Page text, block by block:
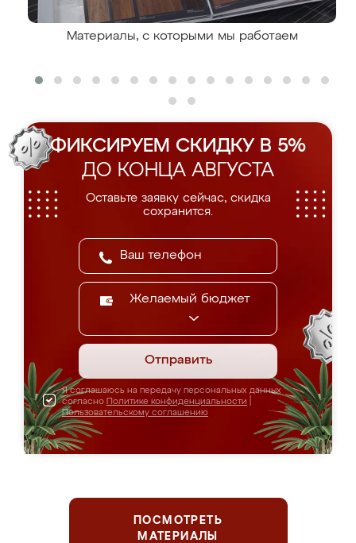
Материалы, с которыми мы работаем
ФИКСИРУЕМ СКИДКУ В 5%
ДО КОНЦА АВГУСТА
Оставьте заявку сейчас, скидка
сохранится.
Желаемый бюджет
Отправить
Я соглашаюсь на передачу персональных данных
согласно Политике конфиденциальности
Пользовательскому соглашению
ПОСМОТРЕТЬ
МАТЕРИАЛЫ